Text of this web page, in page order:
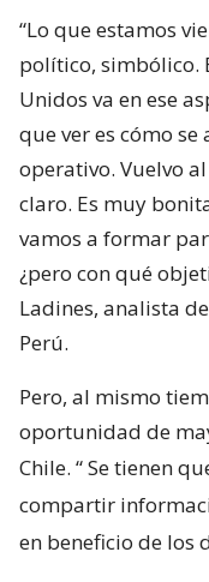
“Lo que estamos
político, simbólico.
Unidos va en ese
que ver es cómo
operativo. Vuelvo
claro. Es muy
vamos a formar
¿pero con qué
Ladines, analista
Perú.
Pero, al mismo
oportunidad de
Chile. “Se tienen
compartir
en beneficio de los